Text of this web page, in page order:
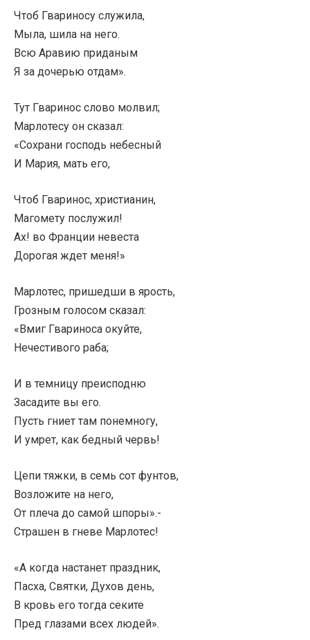
Чтоб Гвариносу служила,
Мыла, шила на него.
Всю Аравию приданым
Я за дочерью отдам».
Тут Гваринос слово молвил;
Марлотесу он сказал:
«Сохрани господь небесный
И Мария, мать его,
Чтоб Гваринос, христианин,
Магомету послужил!
Ах! во Франции невеста
Дорогая ждет меня!»
Марлотес, пришедши в ярость,
Грозным голосом сказал:
«Вмиг Гвариноса окуйте,
Нечестивого раба;
И в темницу преисподню
Засадите вы его.
Пусть гниет там понемногу,
И умрет, как бедный червь!
Цепи тяжки, в семь сот фунтов,
Возложите на него,
От плеча до самой шпоры».-
Страшен в гневе Марлотес!
«А когда настанет праздник,
Пасха, Святки, Духов день,
В кровь его тогда секите
Пред глазами всех людей».